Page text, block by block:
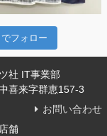
でフォロー
社 IT事業部
喜来字群恵157-3
お問い合わせ
舗